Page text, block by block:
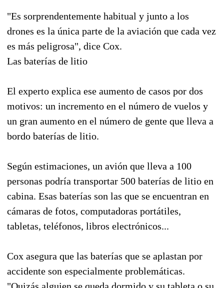
"Es sorprendentemente habitual y junto a los
drones es la única parte de la aviación que cada vez
es más peligrosa", dice Cox.
Las baterías de litio
El experto explica ese aumento de casos por dos
motivos: un incremento en el número de vuelos y
un gran aumento en el número de gente que lleva a
bordo baterías de litio.
Según estimaciones, un avión que lleva a 100
personas podría transportar 500 baterías de litio en
cabina. Esas baterías son las que se encuentran en
cámaras de fotos, computadoras portátiles,
tabletas, teléfonos, libros electrónicos...
Cox asegura que las baterías que se aplastan por
accidente son especialmente problemáticas.